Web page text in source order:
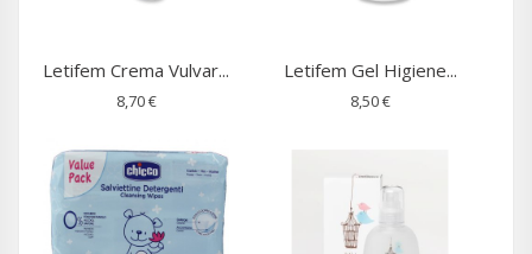
Letifem Crema Vulvar...
8,70 €
Letifem Gel Higiene...
8,50 €